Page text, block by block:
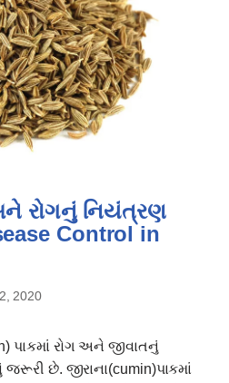
રોગનું નિયંત્રણ
Control in
2020
પાકમાં રોગ અને જીવાતનું
છે. જીરાના(cumin)પાકમાં